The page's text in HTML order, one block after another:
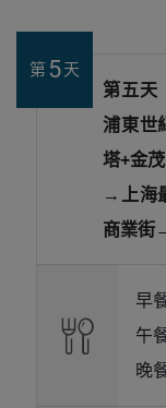
第 5天
第五天
浦東世
塔+金
→上海
商業街
早
午
晚